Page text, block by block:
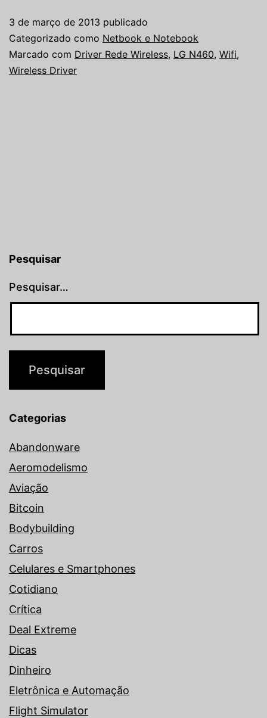
3 de março de 2013 publicado
Categorizado como Netbook e Notebook
Marcado com Driver Rede Wireless, LG N460, Wifi,
Wireless Driver
Pesquisar
Pesquisar…
Categorias
Abandonware
Aeromodelismo
Aviação
Bitcoin
Bodybuilding
Carros
Celulares e Smartphones
Cotidiano
Crítica
Deal Extreme
Dicas
Dinheiro
Eletrônica e Automação
Flight Simulator